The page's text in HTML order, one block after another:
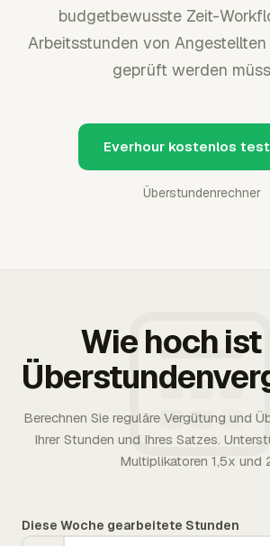
budgetbewusste Zeit-
Arbeitsstunden von
geprüft werden
Everhour kostenlos
Überstundenrechner
Wie hoch ist
Berechnen Sie reguläre Vergütung und
Ihrer Stunden und Ihres Satzes.
Multiplikatoren 1,5x und
Diese Woche gearbeitete Stunden